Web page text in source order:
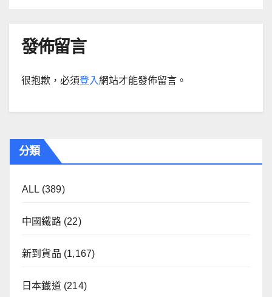
發佈留言
很抱歉，必須登入網站才能發佈留言。
分類
ALL (389)
中國鐵路(22)
新到貨品 (1,167)
日本鐡道(214)